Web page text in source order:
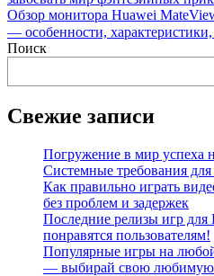
по
записям
Next
Post:
Обзор монитора Huawei
— особенности,
Поиск
Свежие записи
Погружение в мир успеха
Системные требования
Как правильно играть
без проблем и задержек
Последние релизы игр для
понравятся пользователям!
Популярные игры на любой
— выбирай свою